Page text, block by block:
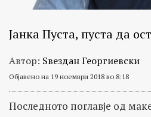
Јанка Пуста, пуста да
Автор: Ѕвездан Георгиевски
Објавено на 19 ноември 2018 во 8:18
Последното поглавје од